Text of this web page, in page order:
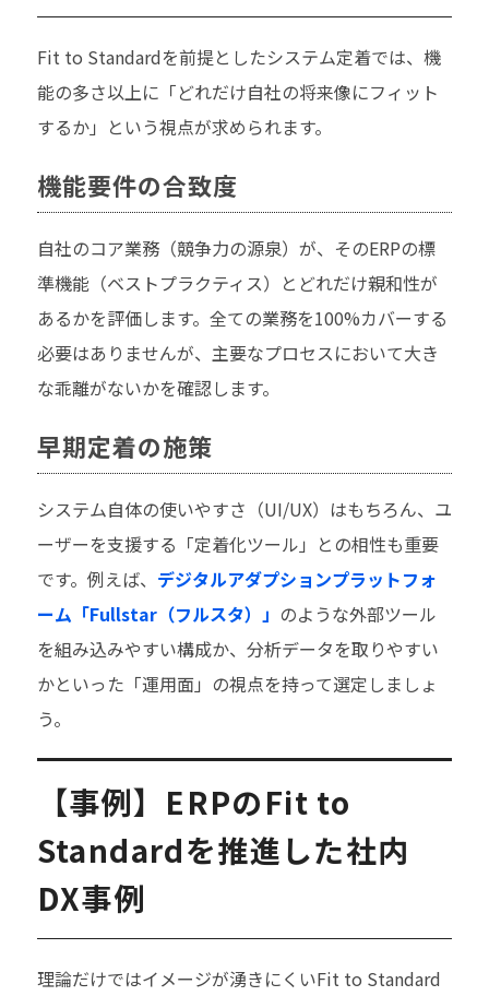
Fit to Standardを前提としたシステム定着では、機
能の多さ以上に「どれだけ自社の将来像にフィット
するか」という視点が求められます。
機能要件の合致度
自社のコア業務（競争力の源泉）が、そのERPの標
準機能（ベストプラクティス）とどれだけ親和性が
あるかを評価します。全ての業務を100%カバーする
必要はありませんが、主要なプロセスにおいて大き
な乖離がないかを確認します。
早期定着の施策
システム自体の使いやすさ（UI/UX）はもちろん、ユ
ーザーを支援する「定着化ツール」との相性も重要
です。例えば、 デジタルアダプションプラットフォ
ーム「Fullstar（フルスタ）」 のような外部ツール
を組み込みやすい構成か、分析データを取りやすい
かといった「運用面」の視点を持って選定しましょ
う。
【事例】ERPのFit to
Standardを推進した社内
DX事例
理論だけではイメージが湧きにくいFit to Standard